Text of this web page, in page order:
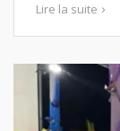
Lire la suite